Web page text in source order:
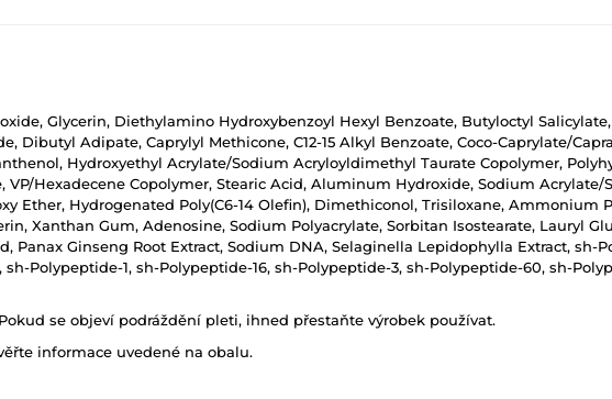
Glycerin, Diethylamino Hydroxybenzoyl Hexyl Benzoate, Butyloctyl
Adipate, Caprylyl Methicone, C12-15 Alkyl Benzoate, Coco-Caprylate/
Hydroxyethyl Acrylate/Sodium Acryloyldimethyl Taurate Copolymer,
Hexadecene Copolymer, Stearic Acid, Aluminum Hydroxide, Sodium
Ether, Hydrogenated Poly(C6-14 Olefin), Dimethiconol, Trisiloxane, Ammonium
Xanthan Gum, Adenosine, Sodium Polyacrylate, Sorbitan Isostearate, Lauryl
Panax Ginseng Root Extract, Sodium DNA, Selaginella Lepidophylla Extract, sh-
Polypeptide-1, sh-Polypeptide-16, sh-Polypeptide-3, sh-Polypeptide-60, sh-
se objeví podráždění pleti, ihned přestaňte výrobek používat.
informace uvedené na obalu.